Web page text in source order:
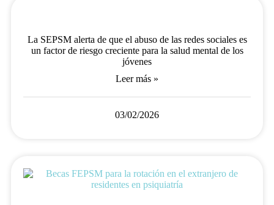
La SEPSM alerta de que el abuso de las redes sociales es
un factor de riesgo creciente para la salud mental de los
jóvenes
Leer más »
03/02/2026